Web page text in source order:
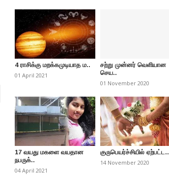
4 ராசிக்கு மறக்கமுடியாத ம..
01 April 2021
சற்று முன்னர் வெளியான
செய..
01 November 2020
17 வயது மகளை வயதான
நபருக்..
04 April 2021
குருபெயர்ச்சியில் ஏற்பட்ட..
14 November 2020